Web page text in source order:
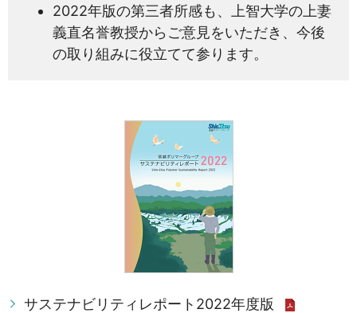
2022年版の第三者所感も、上智大学の上妻
義直名誉教授からご意見をいただき、今後
の取り組みに役立てて参ります。
サステナビリティレポート2022年度版